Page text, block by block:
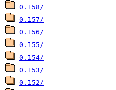
0.158/
0.157/
0.156/
0.155/
0.154/
0.153/
0.152/